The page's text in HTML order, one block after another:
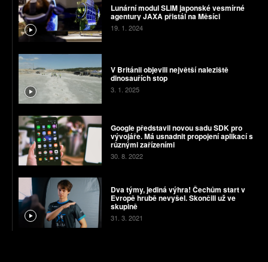
Lunární modul SLIM japonské vesmírné
agentury JAXA přistál na Měsíci
19. 1. 2024
V Británii objevili největší naleziště
dinosauřích stop
3. 1. 2025
Google představil novou sadu SDK pro
vývojáře. Má usnadnit propojení aplikací s
různými zařízeními
30. 8. 2022
Dva týmy, jediná výhra! Čechům start v
Evropě hrubě nevyšel. Skončili už ve
skupině
31. 3. 2021